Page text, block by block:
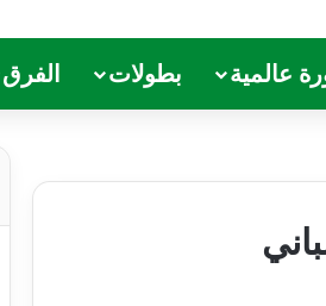
عالمية بطولات الفرق